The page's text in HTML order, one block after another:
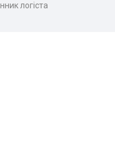
логіста